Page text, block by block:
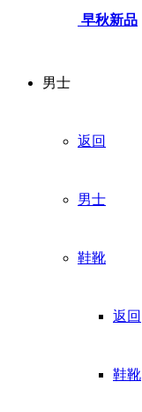
早秋新品
男士
返回
男士
鞋靴
返回
鞋靴